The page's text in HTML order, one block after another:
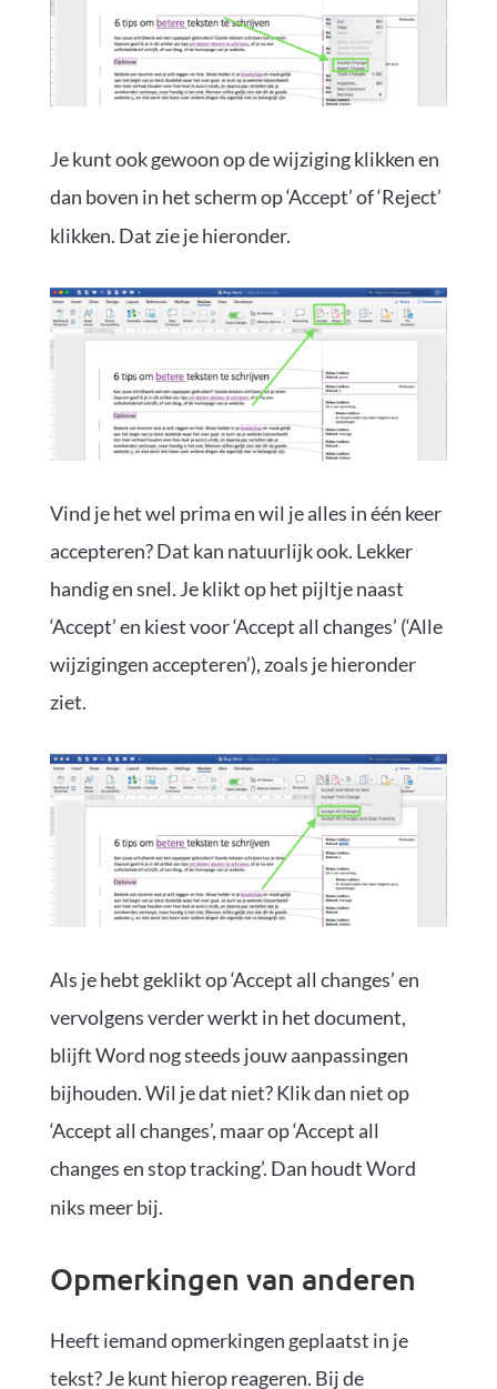
Je kunt ook gewoon op de wijziging klikken en
dan boven in het scherm op ‘Accept’ of ‘Reject’
klikken. Dat zie je hieronder.
Vind je het wel prima en wil je alles in één keer
accepteren? Dat kan natuurlijk ook. Lekker
handig en snel. Je klikt op het pijltje naast
‘Accept’ en kiest voor ‘Accept all changes’ (‘Alle
wijzigingen accepteren’), zoals je hieronder
ziet.
Als je hebt geklikt op ‘Accept all changes’ en
vervolgens verder werkt in het document,
blijft Word nog steeds jouw aanpassingen
bijhouden. Wil je dat niet? Klik dan niet op
‘Accept all changes’, maar op ‘Accept all
changes en stop tracking’. Dan houdt Word
niks meer bij.
Opmerkingen van anderen
Heeft iemand opmerkingen geplaatst in je
tekst? Je kunt hierop reageren. Bij de